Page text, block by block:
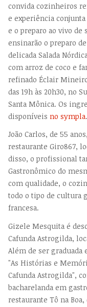
convida cozinheiros
e experiência
e o preparo ao vivo de
ensinarão o preparo
delicada Salada
com arroz de coco e
refinado Éclair
das 19h às 20h30, no
Santa Mônica. Os
disponíveis no sympla.
João Carlos, de 55
restaurante Giro867,
disso, o profissional
Gastronômico do
com qualidade, o
todo o tipo de cultura
francesa.
Gizele Mesquita é
Cafunda Astrogilda,
Além de ser
"As Histórias e
Cafunda Astrogilda",
bacharelanda em
restaurante Tô na